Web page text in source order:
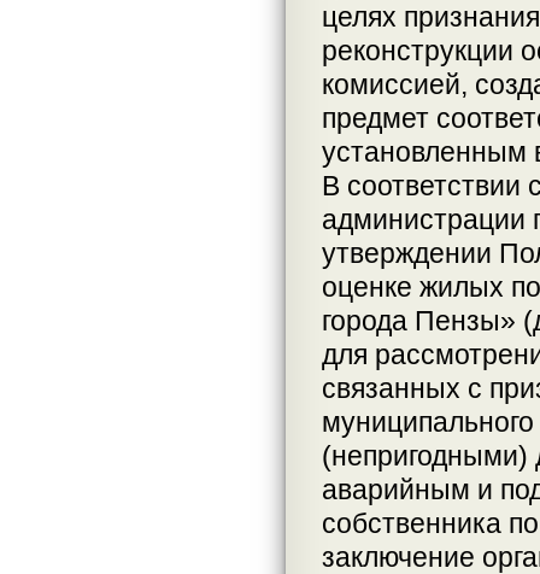
целях
реконструкции
комиссией,
предмет
установленным
В соответствии
администрации
утверждении
оценке жилых
города Пензы»
для
связанных с
(непригодными)
аварийным и
собственника
заключение